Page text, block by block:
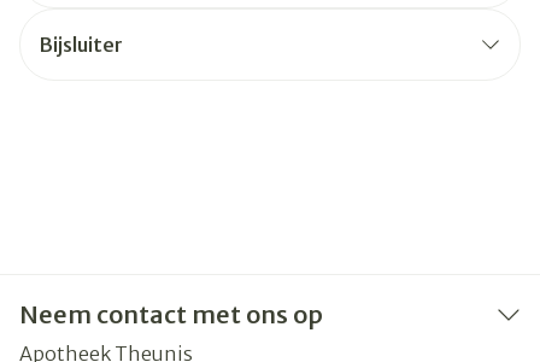
Bijsluiter
Neem contact met ons op
Apotheek Theunis